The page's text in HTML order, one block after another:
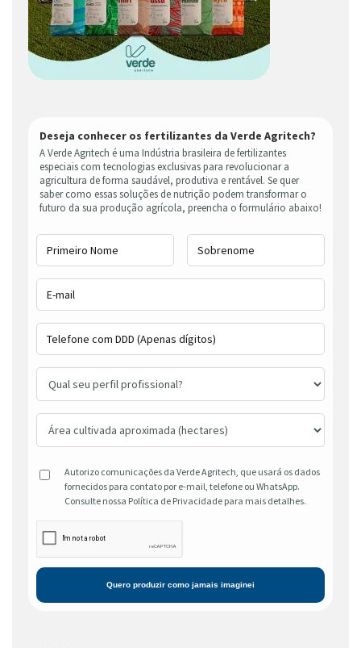
Deseja conhecer os fertilizantes da Verde Agritech?
A Verde Agritech é uma Indústria brasileira de fertilizantes
especiais com tecnologias exclusivas para revolucionar a
agricultura de forma saudável, produtiva e rentável. Se quer
saber como essas soluções de nutrição podem transformar o
futuro da sua produção agrícola, preencha o formulário abaixo!
Autorizo comunicações da Verde Agritech, que usará os dados
fornecidos para contato por e-mail, telefone ou WhatsApp.
Consulte nossa Política de Privacidade para mais detalhes.